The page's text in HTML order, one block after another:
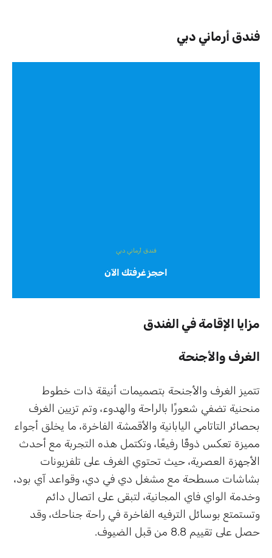
فندق أرماني دبي
فندق أرماني دبي
احجز غرفتك الآن
مزايا الإقامة في الفندق
الغرف والأجنحة
تتميز الغرف والأجنحة بتصميمات أنيقة ذات خطوط
منحنية تضفي شعورًا بالراحة والهدوء، وتم تزيين الغرف
بحصائر التاتامي اليابانية والأقمشة الفاخرة، ما يخلق أجواء
مميزة تعكس ذوقًا رفيعًا، وتكتمل هذه التجربة مع أحدث
الأجهزة العصرية، حيث تحتوي الغرف على تلفزيونات
بشاشات مسطحة مع مشغل دي في دي، وقواعد آي بود،
وخدمة الواي فاي المجانية، لتبقى على اتصال دائم
وتستمتع بوسائل الترفيه الفاخرة في راحة جناحك، وقد
حصل على تقييم 8.8 من قبل الضيوف.